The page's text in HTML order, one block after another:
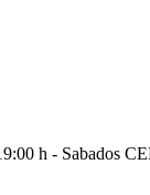
h - Sabados